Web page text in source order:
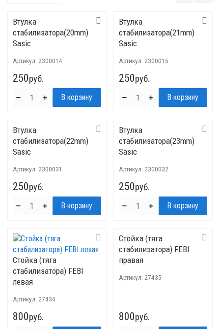
Втулка
стабилизатора(20mm)
Sasic
Артикул: 2300014
250руб.
Втулка
стабилизатора(21mm)
Sasic
Артикул: 2300015
250руб.
Втулка
стабилизатора(22mm)
Sasic
Артикул: 2300031
250руб.
Втулка
стабилизатора(23mm)
Sasic
Артикул: 2300032
250руб.
Стойка (тяга
стабилизатора) FEBI
левая
Артикул: 27434
800руб.
Стойка (тяга
стабилизатора) FEBI
правая
Артикул: 27435
800руб.